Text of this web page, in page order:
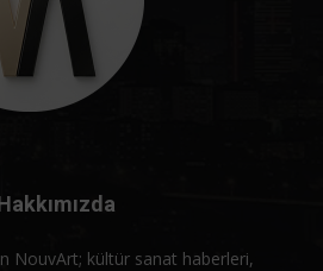
NouvArt; kültür sanat haberleri,